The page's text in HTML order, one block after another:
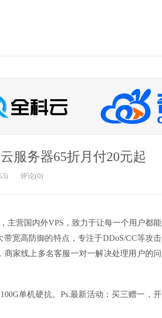
服务器65折月付20元起
评论(0)
主营国内外VPS，致力于让每一个用户都能
宽高防御的特点，专注于DDoS/CC等攻击
家线上多名客服一对一解决处理用户的问
单机硬抗。Ps.最新活动：买三赠一，开